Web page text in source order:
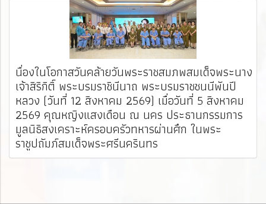
นื่องในโอกาสวันคล้ายวันพระราชสมภพสมเด็จพระนาง
เจ้าสิริกิติ์ พระบรมราชินีนาถ พระบรมราชชนนีพันปี
หลวง (วันที่ 12 สิงหาคม 2569) เมื่อวันที่ 5 สิงหาคม
2569 คุณหญิงแสงเดือน ณ นคร ประธานกรรมการ
มูลนิธิสงเคราะห์ครอบครัวทหารผ่านศึก ในพระ
ราชูปถัมภ์สมเด็จพระศรีนครินทร